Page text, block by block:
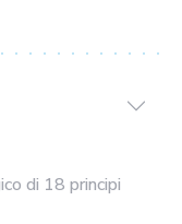
di 18 principi